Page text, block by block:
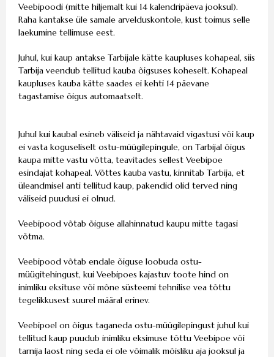
Veebipoodi (mitte hiljemalt kui 14 kalendripäeva jooksul).
Raha kantakse üle samale arvelduskontole, kust toimus selle
laekumine tellimuse eest.
Juhul, kui kaup antakse Tarbijale kätte kaupluses kohapeal, siis
Tarbija veendub tellitud kauba õigsuses koheselt. Kohapeal
kaupluses kauba kätte saades ei kehti 14 päevane
tagastamise õigus automaatselt.
Juhul kui kaubal esineb väliseid ja nähtavaid vigastusi või kaup
ei vasta koguseliselt ostu-müügilepingule, on Tarbijal õigus
kaupa mitte vastu võtta, teavitades sellest Veebipoe
esindajat kohapeal. Võttes kauba vastu, kinnitab Tarbija, et
üleandmisel anti tellitud kaup, pakendid olid terved ning
väliseid puudusi ei olnud.
Veebipood võtab õiguse allahinnatud kaupu mitte tagasi
võtma.
Veebipood võtab endale õiguse loobuda ostu-
müügitehingust, kui Veebipoes kajastuv toote hind on
inimliku eksituse või mõne süsteemi tehnilise vea tõttu
tegelikkusest suurel määral erinev.
Veebipoel on õigus taganeda ostu-müügilepingust juhul kui
tellitud kaup puudub inimliku eksimuse tõttu Veebipoe või
tarnija laost ning seda ei ole võimalik mõisliku aja jooksul ja